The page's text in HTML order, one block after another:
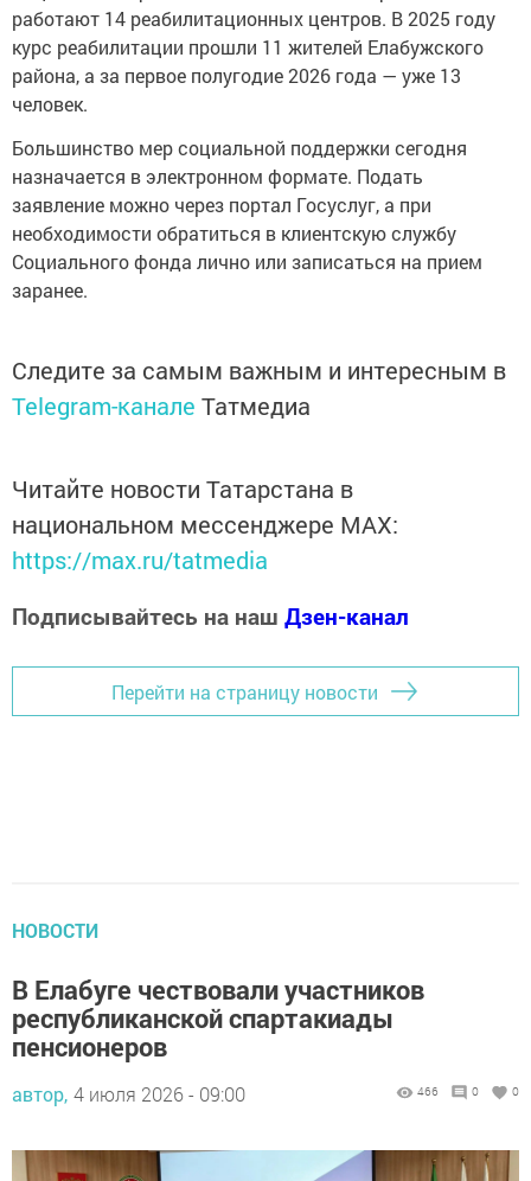
работают 14 реабилитационных центров. В 2025 году
курс реабилитации прошли 11 жителей Елабужского
района, а за первое полугодие 2026 года — уже 13
человек.
Большинство мер социальной поддержки сегодня
назначается в электронном формате. Подать
заявление можно через портал Госуслуг, а при
необходимости обратиться в клиентскую службу
Социального фонда лично или записаться на прием
заранее.
Следите за самым важным и интересным в
Telegram-канале Татмедиа
Читайте новости Татарстана в
национальном мессенджере MАХ:
https://max.ru/tatmedia
Подписывайтесь на наш Дзен-канал
Перейти на страницу новости
НОВОСТИ
В Елабуге чествовали участников
республиканской спартакиады
пенсионеров
автор, 4 июля 2026 - 09:00 466 0 0